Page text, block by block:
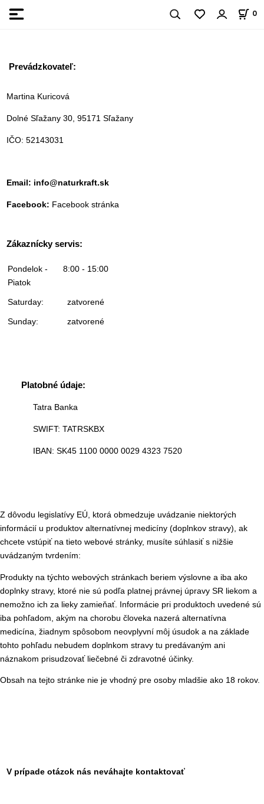
0
Prevádzkovateľ:
Martina Kuricová
Dolné Sľažany 30, 95171 Sľažany
IČO: 52143031
Email: info@naturkraft.sk
Facebook: Facebook stránka
Zákaznícky servis:
Pondelok -
Piatok
8:00 - 15:00
Saturday: zatvorené
Sunday: zatvorené
Platobné údaje:
Tatra Banka
SWIFT: TATRSKBX
IBAN: SK45 1100 0000 0029 4323 7520
Z dôvodu legislatívy EÚ, ktorá obmedzuje uvádzanie niektorých
informácií u produktov alternatívnej medicíny (doplnkov stravy), ak
chcete vstúpiť na tieto webové stránky, musíte súhlasiť s nižšie
uvádzaným tvrdením:
Produkty na týchto webových stránkach beriem výslovne a iba ako
doplnky stravy, ktoré nie sú podľa platnej právnej úpravy SR liekom a
nemožno ich za lieky zamieňať. Informácie pri produktoch uvedené sú
iba pohľadom, akým na chorobu človeka nazerá alternatívna
medicína, žiadnym spôsobom neovplyvní môj úsudok a na základe
tohto pohľadu nebudem doplnkom stravy tu predávaným ani
náznakom prisudzovať liečebné či zdravotné účinky.
Obsah na tejto stránke nie je vhodný pre osoby mladšie ako 18 rokov.
V prípade otázok nás neváhajte kontaktovať